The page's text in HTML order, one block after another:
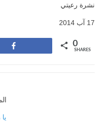
نشرة رعيتي
17 آب 2014
0
SHARES